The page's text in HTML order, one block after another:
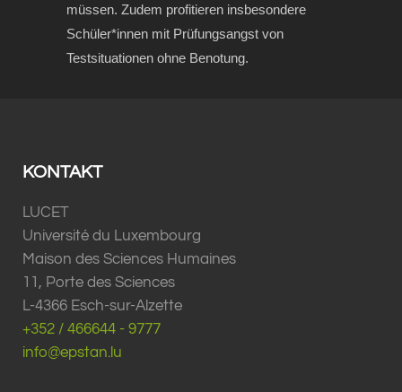
müssen. Zudem profitieren insbesondere
Schüler*innen mit Prüfungsangst von
Testsituationen ohne Benotung.
KONTAKT
LUCET
Université du Luxembourg
Maison des Sciences Humaines
11, Porte des Sciences
L-4366 Esch-sur-Alzette
+352 / 466644 - 9777
info@epstan.lu